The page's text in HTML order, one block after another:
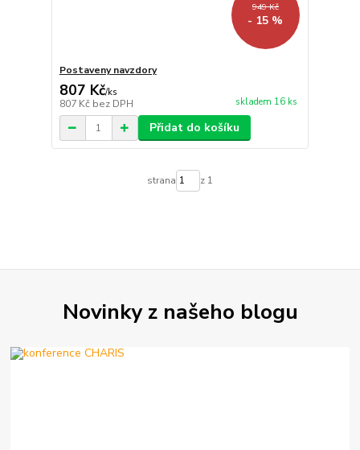
949 Kč
- 15 %
Postaveny navzdory
807 Kč/ks
807 Kč bez DPH skladem 16 ks
Přidat do košíku
strana z 1
Novinky z našeho blogu